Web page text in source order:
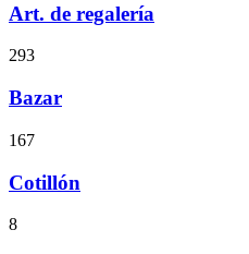
Art. de regalería
293
Bazar
167
Cotillón
8